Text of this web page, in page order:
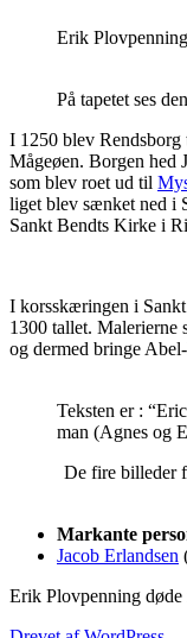
Erik
På tapetet ses
I 1250 blev Rendsborg
Mågeøen. Borgen hed
som blev roet ud til
liget blev sænket ned i
Sankt Bendts Kirke i
I korsskæringen i
1300 tallet. Malerierne
og dermed bringe
Teksten er :
man (Agnes og
De fire billeder
Markante
Jacob Erlandsen
Erik Plovpenning døde